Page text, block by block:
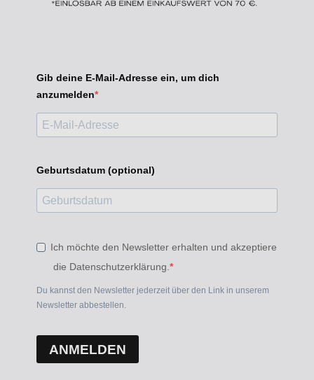
Gib deine E-Mail-Adresse ein, um dich
anzumelden
Geburtsdatum (optional)
Ich möchte den Newsletter erhalten und akzeptiere
die Datenschutzerklärung.
Du kannst den Newsletter jederzeit über den Link in unserem
Newsletter abbestellen.
ANMELDEN